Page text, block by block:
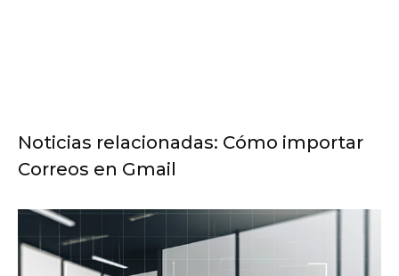
Noticias relacionadas: Cómo importar
Correos en Gmail